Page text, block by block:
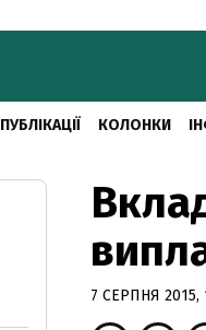
ПУБЛІКАЦІЇ КОЛОНКИ
7 СЕРПНЯ 2015,